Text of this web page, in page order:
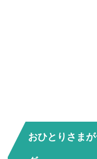
おひとりさま